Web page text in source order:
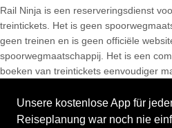
Rail Ninja is een reserveringsdienst
treintickets. Het is geen
geen treinen en is geen officiële
spoorwegmaatschappij. Het is een
boeken van treintickets eenvoudiger
Unsere kostenlose App für
Reiseplanung war noch nie